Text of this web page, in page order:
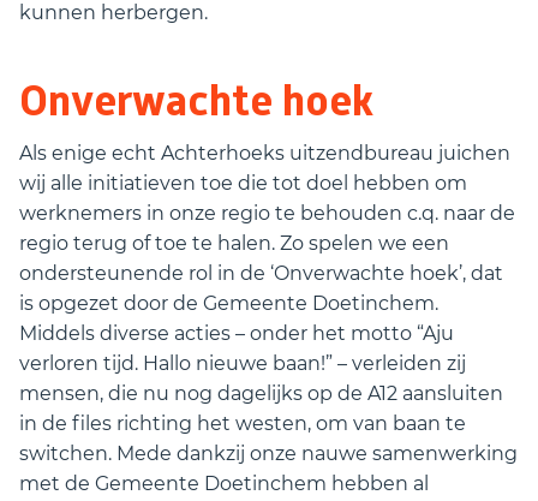
kunnen herbergen.
Onverwachte hoek
Als enige echt Achterhoeks uitzendbureau juichen
wij alle initiatieven toe die tot doel hebben om
werknemers in onze regio te behouden c.q. naar de
regio terug of toe te halen. Zo spelen we een
ondersteunende rol in de ‘Onverwachte hoek’, dat
is opgezet door de Gemeente Doetinchem.
Middels diverse acties – onder het motto “Aju
verloren tijd. Hallo nieuwe baan!” – verleiden zij
mensen, die nu nog dagelijks op de A12 aansluiten
in de files richting het westen, om van baan te
switchen. Mede dankzij onze nauwe samenwerking
met de Gemeente Doetinchem hebben al